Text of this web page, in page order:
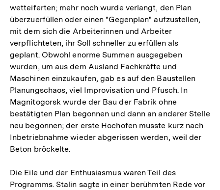
wetteiferten; mehr noch wurde verlangt, den Plan
überzuerfüllen oder einen "Gegenplan" aufzustellen,
mit dem sich die Arbeiterinnen und Arbeiter
verpflichteten, ihr Soll schneller zu erfüllen als
geplant. Obwohl enorme Summen ausgegeben
wurden, um aus dem Ausland Fachkräfte und
Maschinen einzukaufen, gab es auf den Baustellen
Planungschaos, viel Improvisation und Pfusch. In
Magnitogorsk wurde der Bau der Fabrik ohne
bestätigten Plan begonnen und dann an anderer Stelle
neu begonnen; der erste Hochofen musste kurz nach
Inbetriebnahme wieder abgerissen werden, weil der
Beton bröckelte.
Die Eile und der Enthusiasmus waren Teil des
Programms. Stalin sagte in einer berühmten Rede vor